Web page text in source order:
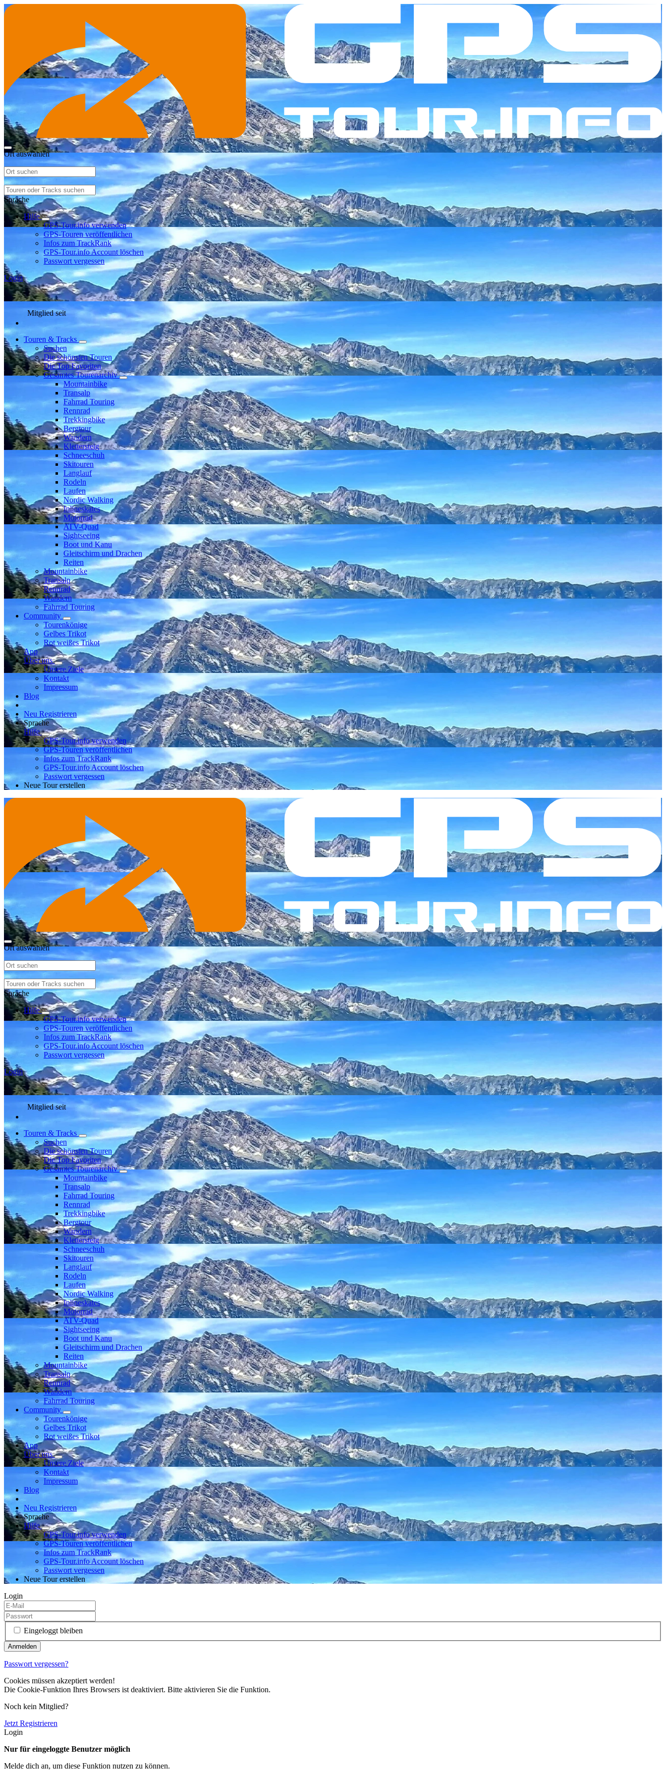
Ort auswählen
Sprache
Hilfe
GPS-Tour.info verwenden
GPS-Touren veröffentlichen
Infos zum TrackRank
GPS-Tour.info Account löschen
Passwort vergessen
Login
Mitglied seit
Touren & Tracks
Suchen
Die schönsten Touren
Die Top Favoriten
Gesamtes Tourenarchiv
Mountainbike
Transalp
Fahrrad Touring
Rennrad
Trekkingbike
Bergtour
Wandern
Klettersteig
Schneeschuh
Skitouren
Langlauf
Rodeln
Laufen
Nordic Walking
Inlineskates
Motorrad
ATV-Quad
Sightseeing
Boot und Kanu
Gleitschirm und Drachen
Reiten
Mountainbike
Transalp
Rennrad
Wandern
Fahrrad Touring
Community
Tourenkönige
Gelbes Trikot
Rot weißes Trikot
App
Über uns
Unsere Ziele
Kontakt
Impressum
Blog
Neu Registrieren
Sprache
Hilfe
GPS-Tour.info verwenden
GPS-Touren veröffentlichen
Infos zum TrackRank
GPS-Tour.info Account löschen
Passwort vergessen
Neue Tour erstellen
Ort auswählen
Sprache
Hilfe
GPS-Tour.info verwenden
GPS-Touren veröffentlichen
Infos zum TrackRank
GPS-Tour.info Account löschen
Passwort vergessen
Login
Mitglied seit
Touren & Tracks
Suchen
Die schönsten Touren
Die Top Favoriten
Gesamtes Tourenarchiv
Mountainbike
Transalp
Fahrrad Touring
Rennrad
Trekkingbike
Bergtour
Wandern
Klettersteig
Schneeschuh
Skitouren
Langlauf
Rodeln
Laufen
Nordic Walking
Inlineskates
Motorrad
ATV-Quad
Sightseeing
Boot und Kanu
Gleitschirm und Drachen
Reiten
Mountainbike
Transalp
Rennrad
Wandern
Fahrrad Touring
Community
Tourenkönige
Gelbes Trikot
Rot weißes Trikot
App
Über uns
Unsere Ziele
Kontakt
Impressum
Blog
Neu Registrieren
Sprache
Hilfe
GPS-Tour.info verwenden
GPS-Touren veröffentlichen
Infos zum TrackRank
GPS-Tour.info Account löschen
Passwort vergessen
Neue Tour erstellen
Login
Eingeloggt bleiben
Passwort vergessen?
Cookies müssen akzeptiert werden!
Die Cookie-Funktion Ihres Browsers ist deaktiviert. Bitte aktivieren Sie die Funktion.
Noch kein Mitglied?
Jetzt Registrieren
Login
Nur für eingeloggte Benutzer möglich
Melde dich an, um diese Funktion nutzen zu können.